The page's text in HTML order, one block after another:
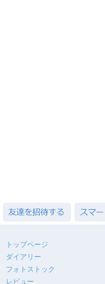
トップページ
ダイアリー
フォトストック
レビュー